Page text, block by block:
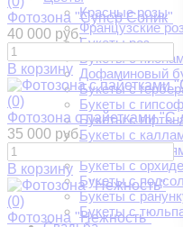
Красные розы
Французские
Букеты роз
Букеты с
Дофаминовый
Букеты с
Букеты с
Букеты с
Букеты с
Букеты с
Букеты с
Букеты с
Букеты с
Букеты с
Фотозона "Супер Соник"
40 000 руб.
В корзину
(0)
Фотозона с пайетками
35 000 руб.
В корзину
(0)
Фотозона "Нежность"